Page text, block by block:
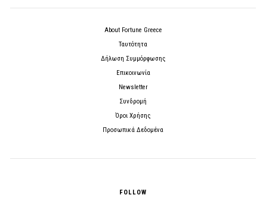
About Fortune Greece
Ταυτότητα
Δήλωση Συμμόρφωσης
Επικοινωνία
Newsletter
Συνδρομή
Όροι Χρήσης
Προσωπικά Δεδομένα
FOLLOW